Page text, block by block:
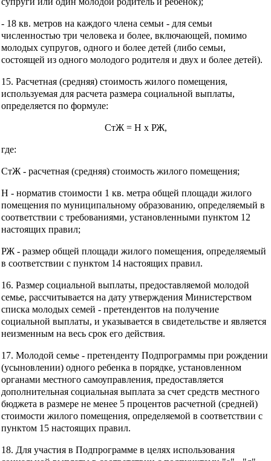
- 18 кв. метров на каждого члена семьи - для семьи
численностью три человека и более, включающей, помимо
молодых супругов, одного и более детей (либо семьи,
состоящей из одного молодого родителя и двух и более детей).
15. Расчетная (средняя) стоимость жилого помещения,
используемая для расчета размера социальной выплаты,
определяется по формуле:
СтЖ = Н x РЖ,
где:
СтЖ - расчетная (средняя) стоимость жилого помещения;
Н - норматив стоимости 1 кв. метра общей площади жилого
помещения по муниципальному образованию, определяемый в
соответствии с требованиями, установленными пунктом 12
настоящих правил;
РЖ - размер общей площади жилого помещения, определяемый
в соответствии с пунктом 14 настоящих правил.
16. Размер социальной выплаты, предоставляемой молодой
семье, рассчитывается на дату утверждения Министерством
списка молодых семей - претендентов на получение
социальной выплаты, и указывается в свидетельстве и является
неизменным на весь срок его действия.
17. Молодой семье - претенденту Подпрограммы при рождении
(усыновлении) одного ребенка в порядке, установленном
органами местного самоуправления, предоставляется
дополнительная социальная выплата за счет средств местного
бюджета в размере не менее 5 процентов расчетной (средней)
стоимости жилого помещения, определяемой в соответствии с
пунктом 15 настоящих правил.
18. Для участия в Подпрограмме в целях использования